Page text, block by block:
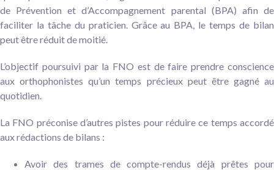
de Prévention et d’Accompagnement parental (BPA) afin de
faciliter la tâche du praticien. Grâce au BPA, le temps de bilan
peut être réduit de moitié.
L’objectif poursuivi par la FNO est de faire prendre conscience
aux orthophonistes qu’un temps précieux peut être gagné au
quotidien.
La FNO préconise d’autres pistes pour réduire ce temps accordé
aux rédactions de bilans :
Avoir des trames de compte-rendus déjà prêtes pour